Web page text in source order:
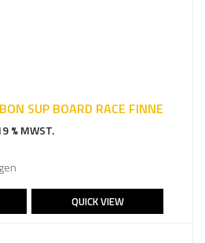
SUP BOARD RACE FINNE
% MWST.
QUICK VIEW